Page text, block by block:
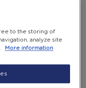
الرئيسية جميع
Skip
to the storing of
analyze site
More information